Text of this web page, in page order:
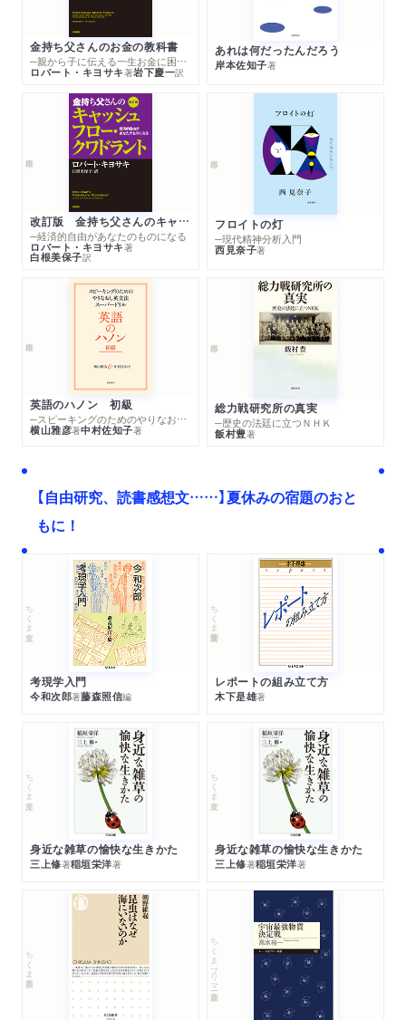
金持ち父さんのお金の教科書
─親から子に伝える一生お金に困らない考え方
ロバート・キヨサキ著岩下慶一訳
あれは何だったんだろう
岸本佐知子著
改訂版 金持ち父さんのキャッシュフロー・クワドラント
─経済的自由があなたのものになる
ロバート・キヨサキ著
白根美保子訳
フロイトの灯
─現代精神分析入門
西見奈子著
英語のハノン 初級
─スピーキングのためのやりなおし英文法スーパードリル
横山雅彦著中村佐知子著
総力戦研究所の真実
─歴史の法廷に立つＮＨＫ
飯村豊著
【自由研究、読書感想文……】夏休みの宿題のおと
もに！
ちくま文庫
考現学入門
今和次郎著藤森照信編
ちくま学芸文庫
レポートの組み立て方
木下是雄著
ちくま文庫
身近な雑草の愉快な生きかた
三上修著稲垣栄洋著
ちくま文庫
身近な雑草の愉快な生きかた
三上修著稲垣栄洋著
ちくま新書 ちくまプリマー新書